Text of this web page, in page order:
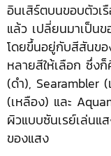
อินเสิร์ตบนขอบตัวเ
แล้ว เปลี่ยนมาเป็น
โดยขึ้นอยู่กับสีสันข
หลายสีให้เลือก ซึ่ง
(ดำ), Searambler
(เหลือง) และ
ผิวแบบซันเรย์เล่นแ
ของแสง